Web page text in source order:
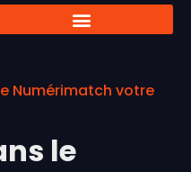
Numérimatch votre
le